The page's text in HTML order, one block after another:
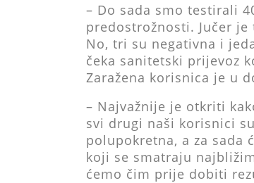
– Do sada smo testirali
predostrožnosti. Jučer
No, tri su negativna i
čeka sanitetski prijevoz
Zaražena korisnica je u
– Najvažnije je otkriti
svi drugi naši korisnici
polupokretna, a za sada
koji se smatraju
ćemo čim prije dobiti